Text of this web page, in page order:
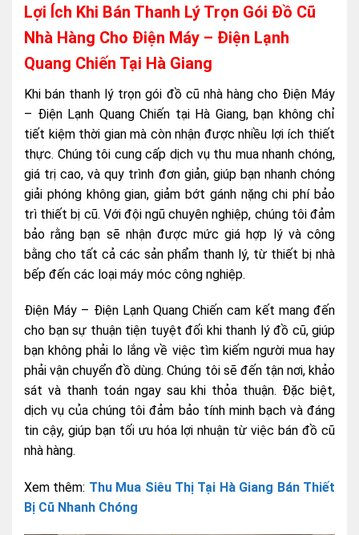
Lợi Ích Khi Bán Thanh Lý Trọn Gói Đồ Cũ
Nhà Hàng Cho Điện Máy – Điện Lạnh
Quang Chiến Tại Hà Giang
Khi bán thanh lý trọn gói đồ cũ nhà hàng cho Điện Máy
– Điện Lạnh Quang Chiến tại Hà Giang, bạn không chỉ
tiết kiệm thời gian mà còn nhận được nhiều lợi ích thiết
thực. Chúng tôi cung cấp dịch vụ thu mua nhanh chóng,
giá trị cao, và quy trình đơn giản, giúp bạn nhanh chóng
giải phóng không gian, giảm bớt gánh nặng chi phí bảo
trì thiết bị cũ. Với đội ngũ chuyên nghiệp, chúng tôi đảm
bảo rằng bạn sẽ nhận được mức giá hợp lý và công
bằng cho tất cả các sản phẩm thanh lý, từ thiết bị nhà
bếp đến các loại máy móc công nghiệp.
Điện Máy – Điện Lạnh Quang Chiến cam kết mang đến
cho bạn sự thuận tiện tuyệt đối khi thanh lý đồ cũ, giúp
bạn không phải lo lắng về việc tìm kiếm người mua hay
phải vận chuyển đồ dùng. Chúng tôi sẽ đến tận nơi, khảo
sát và thanh toán ngay sau khi thỏa thuận. Đặc biệt,
dịch vụ của chúng tôi đảm bảo tính minh bạch và đáng
tin cậy, giúp bạn tối ưu hóa lợi nhuận từ việc bán đồ cũ
nhà hàng.
Xem thêm: Thu Mua Siêu Thị Tại Hà Giang Bán Thiết
Bị Cũ Nhanh Chóng